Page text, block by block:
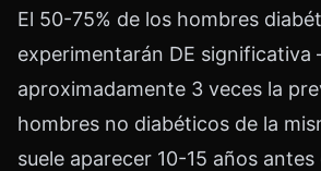
El 50-75% de los hombres
experimentarán DE
aproximadamente 3 veces la
hombres no diabéticos de la
suele aparecer 10-15 años